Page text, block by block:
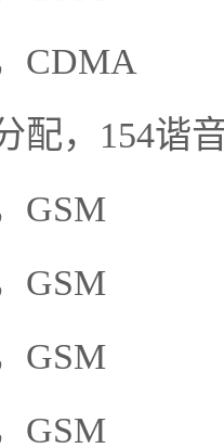
CDMA
配，154谐
GSM
GSM
GSM
GSM